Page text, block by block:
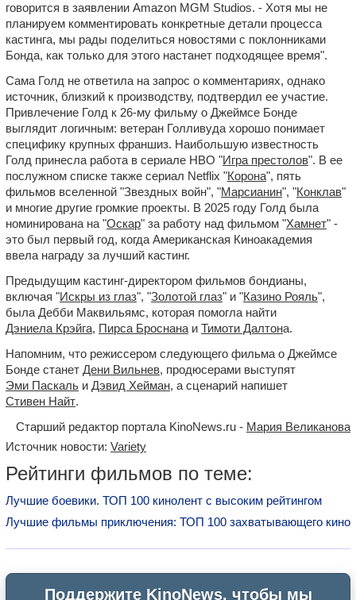
говорится в заявлении Amazon MGM Studios. - Хотя мы не
планируем комментировать конкретные детали процесса
кастинга, мы рады поделиться новостями с поклонниками
Бонда, как только для этого настанет подходящее время".
Сама Голд не ответила на запрос о комментариях, однако
источник, близкий к производству, подтвердил ее участие.
Привлечение Голд к 26-му фильму о Джеймсе Бонде
выглядит логичным: ветеран Голливуда хорошо понимает
специфику крупных франшиз. Наибольшую известность
Голд принесла работа в сериале HBO "Игра престолов". В ее
послужном списке также сериал Netflix "Корона", пять
фильмов вселенной "Звездных войн", "Марсианин", "Конклав"
и многие другие громкие проекты. В 2025 году Голд была
номинирована на "Оскар" за работу над фильмом "Хамнет" -
это был первый год, когда Американская Киноакадемия
ввела награду за лучший кастинг.
Предыдущим кастинг-директором фильмов бондианы,
включая "Искры из глаз", "Золотой глаз" и "Казино Рояль",
была Дебби Маквильямс, которая помогла найти
Дэниела Крэйга, Пирса Броснана и Тимоти Далтона.
Напомним, что режиссером следующего фильма о Джеймсе
Бонде станет Дени Вильнев, продюсерами выступят
Эми Паскаль и Дэвид Хейман, а сценарий напишет
Стивен Найт.
Старший редактор портала KinoNews.ru - Мария Великанова
Источник новости: Variety
Рейтинги фильмов по теме:
Лучшие боевики. ТОП 100 кинолент с высоким рейтингом
Лучшие фильмы приключения: ТОП 100 захватывающего кино
Поддержите KinoNews, чтобы мы